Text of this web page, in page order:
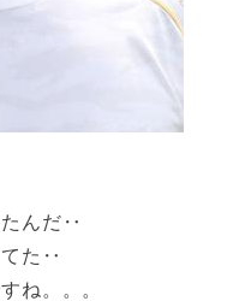
たんだ‥
てた‥
ね。。。